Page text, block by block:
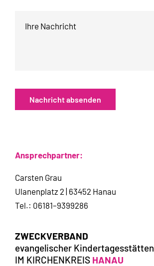
Nachricht absenden
Ansprechpartner:
Carsten Grau
Ulanenplatz 2 | 63452 Hanau
Tel.: 06181–9399286
ZWECKVERBAND
evangelischer Kindertagesstätten
IM KIRCHENKREIS HANAU